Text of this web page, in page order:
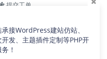
提交工单
交流二群：64786792
接WordPress建站仿站、
开发、主题插件定制等PHP开
！